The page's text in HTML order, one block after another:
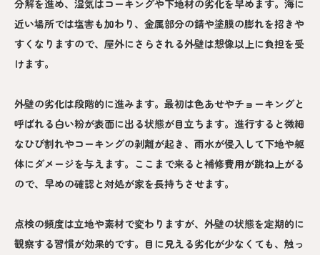
分解を進め、湿気はコーキングや下地材の劣化を早めます。海に
近い場所では塩害も加わり、金属部分の錆や塗膜の膨れを招きや
すくなりますので、屋外にさらされる外壁は想像以上に負担を受
けます。
外壁の劣化は段階的に進みます。最初は色あせやチョーキングと
呼ばれる白い粉が表面に出る状態が目立ちます。進行すると微細
なひび割れやコーキングの剥離が起き、雨水が侵入して下地や躯
体にダメージを与えます。ここまで来ると補修費用が跳ね上がる
ので、早めの確認と対処が家を長持ちさせます。
点検の頻度は立地や素材で変わりますが、外壁の状態を定期的に
観察する習慣が効果的です。目に見える劣化が少なくても、触っ